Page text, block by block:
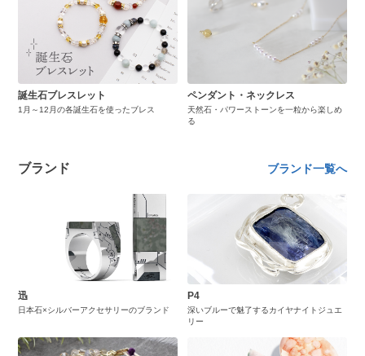
誕生石ブレスレット
1月～12月の各誕生石を使ったブレス
ペンダント・ネックレス
天然石・パワーストーンを一粒から楽しめ
る
ブランド ブランド一覧へ
迅
日本石×シルバーアクセサリーのブランド
P4
深いブルーで魅了するカイヤナイトジュエ
リー